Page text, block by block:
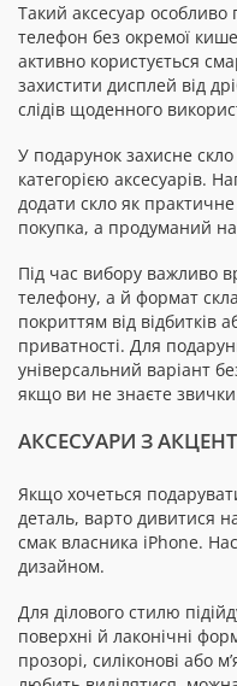
Такий аксесуар особливо
телефон без окремої
активно користується
захистити дисплей від
слідів щоденного
У подарунок захисне
категорією аксесуарів.
додати скло як
покупка, а продуманий
Під час вибору важливо
телефону, а й формат
покриттям від відбитків
приватності. Для
універсальний варіант
якщо ви не знаєте
АКСЕСУАРИ З
Якщо хочеться
деталь, варто дивитися
смак власника iPhone.
дизайном.
Для ділового стилю
поверхні й лаконічні
прозорі, силіконові або